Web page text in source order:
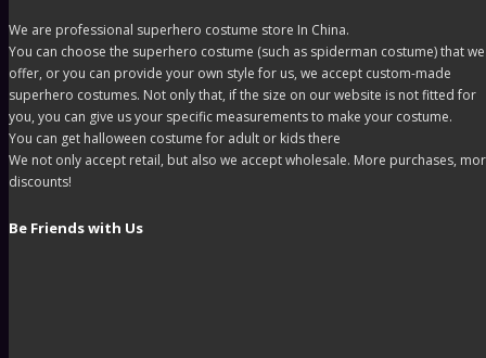
We are professional superhero costume store In China.
You can choose the superhero costume (such as spiderman costume) that we
offer, or you can provide your own style for us, we accept custom-made
superhero costumes. Not only that, if the size on our website is not fitted for
you, you can give us your specific measurements to make your costume.
You can get halloween costume for adult or kids there
We not only accept retail, but also we accept wholesale. More purchases,
discounts!
Be Friends with Us